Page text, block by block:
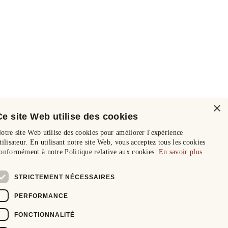
×
site Web utilise des cookies
site Web utilise des cookies pour améliorer l'expérience
En utilisant notre site Web, vous acceptez tous les cookies
à notre Politique relative aux cookies. En savoir plus
STRICTEMENT NÉCESSAIRES
PERFORMANCE
FONCTIONNALITÉ